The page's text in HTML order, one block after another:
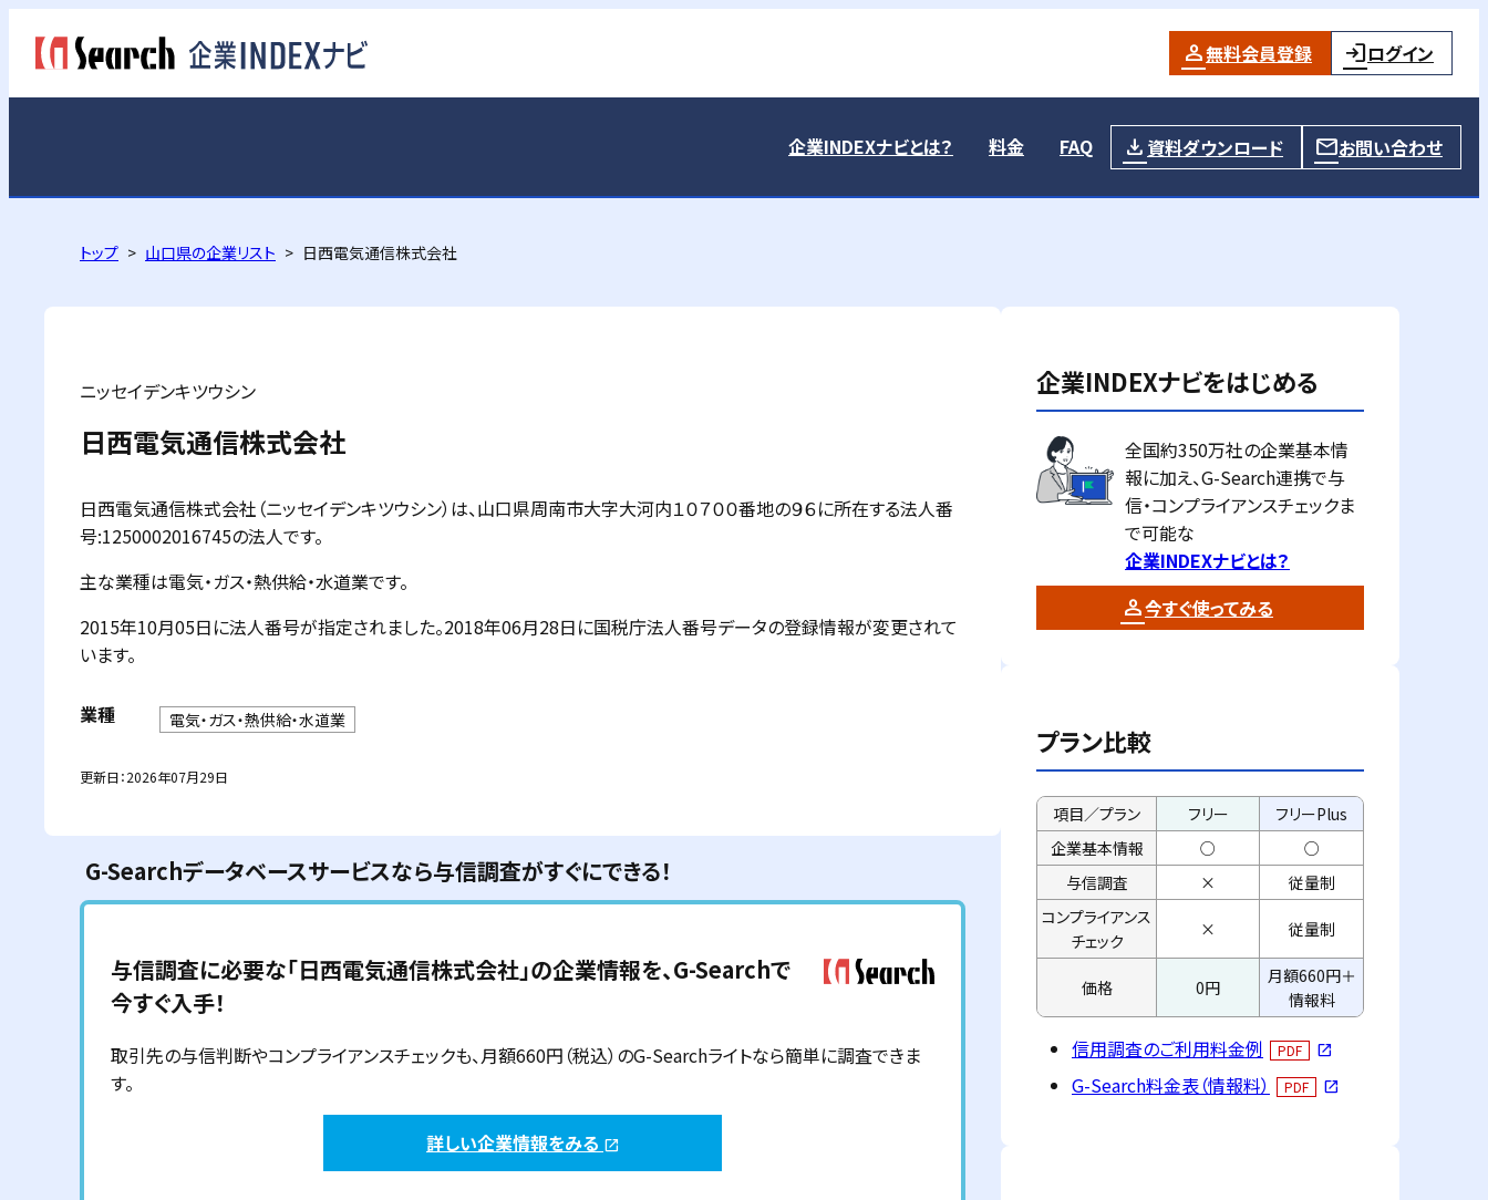
無料会員登録 ログイン
企業INDEXナビとは？ 料金 FAQ 資料ダウンロード お問い合わせ
トップ 山口県の企業リスト 日西電気通信株式会社
ニッセイデンキツウシン
日西電気通信株式会社
日西電気通信株式会社（ニッセイデンキツウシン）は、山口県周南市大字大河内１０７００番地の９６に所在する法人番
号:1250002016745の法人です。
主な業種は電気・ガス・熱供給・水道業です。
2015年10月05日に法人番号が指定されました。2018年06月28日に国税庁法人番号データの登録情報が変更されて
います。
業種 電気・ガス・熱供給・水道業
更新日：2026年07月29日
G-Searchデータベースサービスなら与信調査がすぐにできる！
与信調査に必要な「日西電気通信株式会社」の企業情報を、G-Searchで
今すぐ入手！
取引先の与信判断やコンプライアンスチェックも、月額660円（税込）のG-Searchライトなら簡単に調査できま
す。
詳しい企業情報をみる open_in_new
企業INDEXナビをはじめる
全国約350万社の企業基本情
報に加え、G-Search連携で与
信・コンプライアンスチェックま
で可能な
企業INDEXナビとは？
今すぐ使ってみる
プラン比較
項目／プラン フリー
フリーPlus
企業基本情報
○
○
与信調査
×
従量制
コンプライアンス
チェック
× 従量制
価格 0円
月額660円＋
情報料
信用調査のご利用料金例 PDF open_in_new
G-Search料金表（情報料） PDF open_in_new